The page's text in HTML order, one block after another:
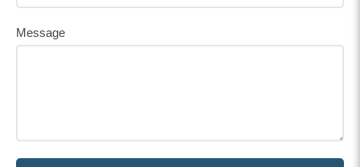
Message